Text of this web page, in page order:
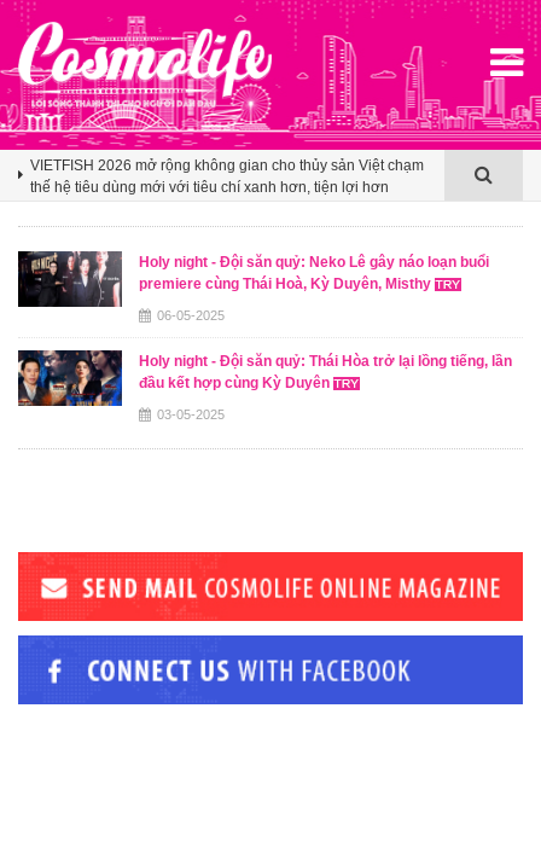
Klook hé lộ khoảng trống cảm ơn trong văn hóa du lịch nhóm
của người Việt
VIETFISH 2026 mở rộng không gian cho thủy sản Việt chạm
thế hệ tiêu dùng mới với tiêu chí xanh hơn, tiện lợi hơn
Booking.com x Mille Mille biến ly cà phê thành tấm vé mở lối
du lịch Việt
Klook hé lộ khoảng trống cảm ơn trong văn hóa du lịch nhóm
VIETFISH 2026 mở rộng không gian cho thủy sản Việt chạm
thế hệ tiêu dùng mới với tiêu chí xanh hơn, tiện lợi hơn
Holy night - Đội săn quỷ: Neko Lê gây náo loạn buổi
premiere cùng Thái Hoà, Kỳ Duyên, Misthy
06-05-2025
Holy night - Đội săn quỷ: Thái Hòa trở lại lồng tiếng, lần
đầu kết hợp cùng Kỳ Duyên
03-05-2025